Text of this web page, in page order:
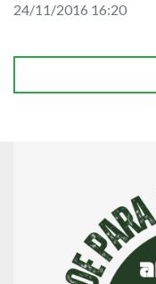
24/11/2016 16:20